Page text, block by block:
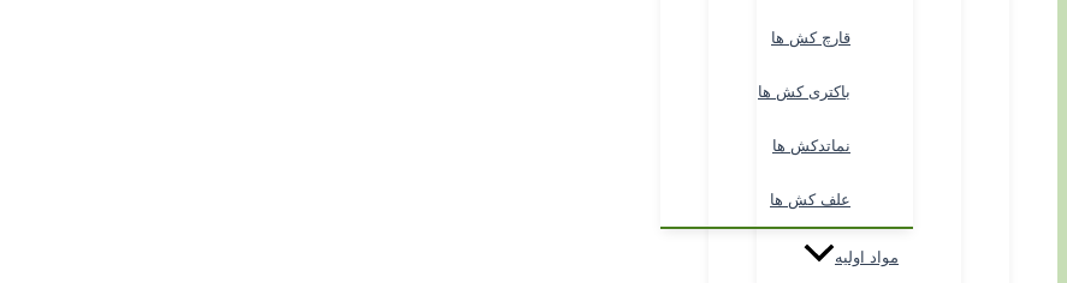
قارچ کش ها
باکتری کش ها
نماتدکش ها
علف کش ها
مواد اولیه